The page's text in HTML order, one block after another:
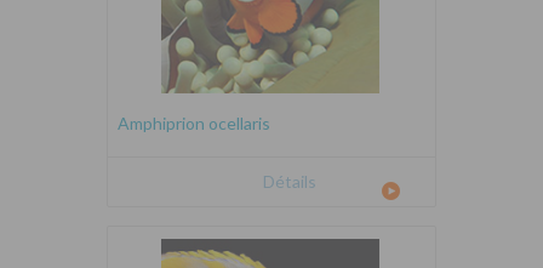
Amphiprion ocellaris
Détails